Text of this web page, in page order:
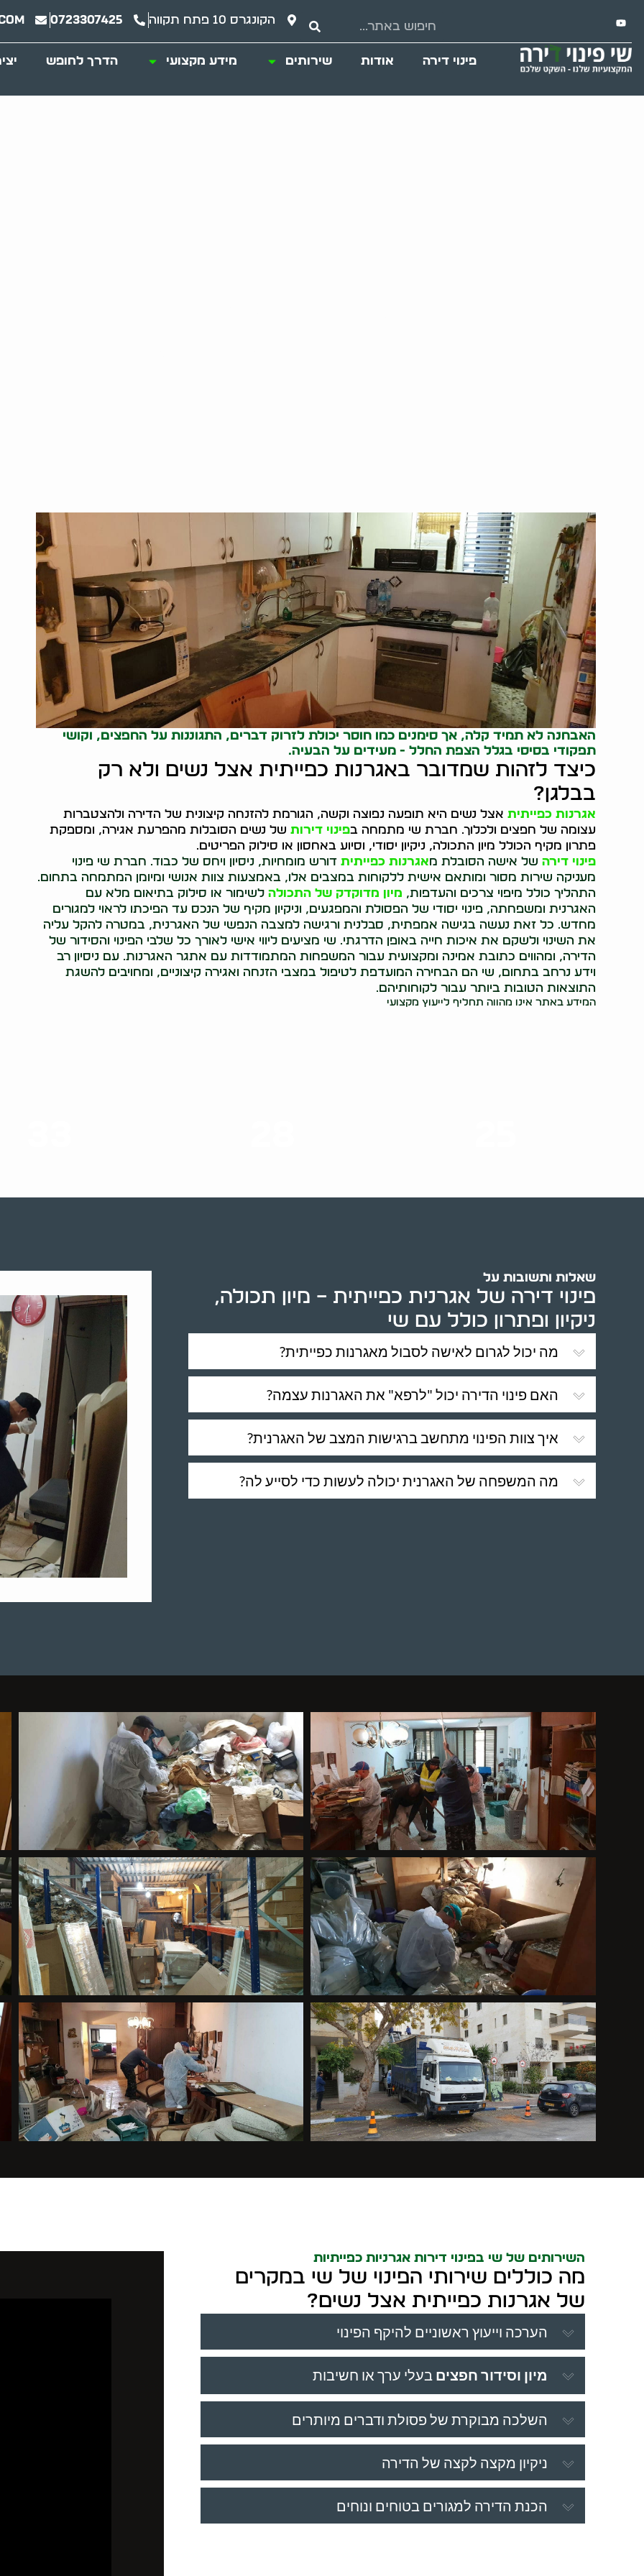
הקונגרס 10 פתח תקווה 0723307425
פינוי דירה אודות שירותים מידע מקצועי הדרך לחופש
האבחנה לא תמיד קלה, אך סימנים כמו חוסר יכולת לזרוק דברים, התגוננות על החפצים, וקושי
תפקודי בסיסי בגלל הצפת החלל - מעידים על הבעיה.
כיצד לזהות שמדובר באגרנות כפייתית אצל נשים ולא רק
בבלגן?
אגרנות כפייתית אצל נשים היא תופעה נפוצה וקשה, הגורמת להזנחה קיצונית של הדירה ולהצטברות
עצומה של חפצים ולכלוך. חברת שי מתמחה בפינוי דירות של נשים הסובלות מהפרעת אגירה, ומספקת
פתרון מקיף הכולל מיון התכולה, ניקיון יסודי, וסיוע באחסון או סילוק הפריטים.
פינוי דירה של אישה הסובלת מאגרנות כפייתית דורש מומחיות, ניסיון ויחס של כבוד. חברת שי פינוי
מעניקה שירות מסור ומותאם אישית ללקוחות במצבים אלו, באמצעות צוות אנושי ומיומן המתמחה בתחום.
התהליך כולל מיפוי צרכים והעדפות, מיון מדוקדק של התכולה לשימור או סילוק בתיאום מלא עם
האגרנית ומשפחתה, פינוי יסודי של הפסולת והמפגעים, וניקיון מקיף של הנכס עד הפיכתו לראוי למגורים
מחדש. כל זאת נעשה בגישה אמפתית, סבלנית ורגישה למצבה הנפשי של האגרנית, במטרה להקל עליה
את השינוי ולשקם את איכות חייה באופן הדרגתי. שי מציעים ליווי אישי לאורך כל שלבי הפינוי והסידור של
הדירה, ומהווים כתובת אמינה ומקצועית עבור המשפחות המתמודדות עם אתגר האגרנות. עם ניסיון רב
וידע נרחב בתחום, שי הם הבחירה המועדפת לטיפול במצבי הזנחה ואגירה קיצוניים, ומחויבים להשגת
התוצאות הטובות ביותר עבור לקוחותיהם.
המידע באתר אינו מהווה תחליף לייעוץ מקצועי
שאלות ותשובות על
פינוי דירה של אגרנית כפייתית – מיון תכולה,
ניקיון ופתרון כולל עם שי
מה יכול לגרום לאישה לסבול מאגרנות כפייתית?
האם פינוי הדירה יכול "לרפא" את האגרנות עצמה?
איך צוות הפינוי מתחשב ברגישות המצב של האגרנית?
מה המשפחה של האגרנית יכולה לעשות כדי לסייע לה?
השירותים של שי בפינוי דירות אגרניות כפייתיות
מה כוללים שירותי הפינוי של שי במקרים
של אגרנות כפייתית אצל נשים?
הערכה וייעוץ ראשוניים להיקף הפינוי
מיון וסידור חפצים בעלי ערך או חשיבות
השלכה מבוקרת של פסולת ודברים מיותרים
ניקיון מקצה לקצה של הדירה
הכנת הדירה למגורים בטוחים ונוחים